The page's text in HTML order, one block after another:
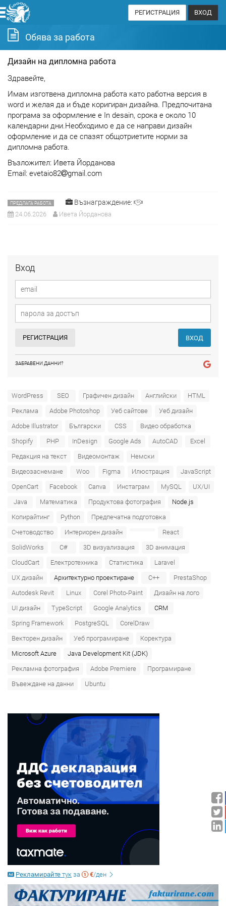
РЕГИСТРАЦИЯ ВХОД
Вход
РЕГИСТРАЦИЯ ВХОД
ЗАБРАВЕНИ ДАННИ?
WordPress SEO Графичен дизайн Английски
HTML
Реклама
Adobe Photoshop Уеб сайтове
Уеб дизайн
Adobe Illustrator
Български CSS
Видео обработка
Shopify
PHP InDesign Google Ads AutoCAD
Excel
Редакция на текст
Видеомонтаж
Немски
Видеозаснемане
Woo Figma Илюстрация
JavaScript
OpenCart
Facebook Canva Инстаграм MySQL
UX/UI
Java
Математика Продуктова фотография
Node.js
Копирайтинг
Python
Предпечатна подготовка
Счетоводство
Интериорен дизайн
React
SolidWorks
C# 3D визуализация
3D анимация
CloudCart
Електротехника Статистика
Laravel
UX дизайн
Архитектурно проектиране C++
PrestaShop
Autodesk Revit
Linux Corel Photo-Paint
Дизайн на лого
UI дизайн
TypeScript Google Analytics
CRM
Spring Framework
PostgreSQL
CorelDraw
Векторен дизайн
Уеб програмиране
Коректура
Microsoft Azure‎
Java Development Kit (JDK)
Рекламна фотография
Adobe Premiere
Програмиране
Въвеждане на данни
Ubuntu
Рекламирайте тук за €/ден
Обява за работа
Дизайн на дипломна работа
Здравейте,
Имам изготвена дипломна работа като работна версия в
word и желая да и бъде коригиран дизайна. Предпочитана
програма за оформление е In desain, срока е около 10
календарни дни.Необходимо е да се направи дизайн
оформление и да се спазят общотриетите норми за
дипломна работа.
Възложител: Ивета Йорданова
Email: evetaio82
gmail.com
ПРЕДЛАГА РАБОТА Възнаграждение:
24.06.2026 Ивета Йорданова